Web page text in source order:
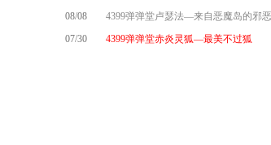
08/08 4399弹弹堂卢瑟法—来自恶魔岛的邪
07/30 4399弹弹堂赤炎灵狐—最美不过狐